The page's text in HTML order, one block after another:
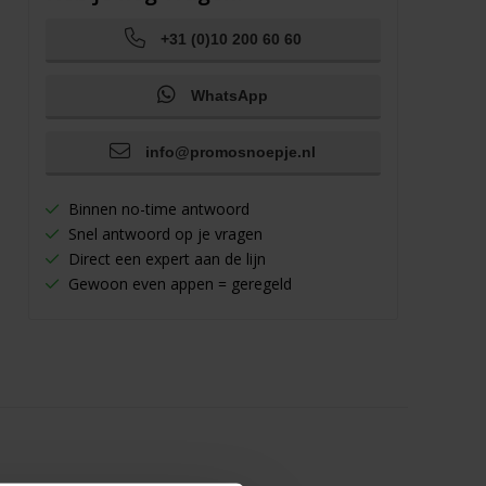
+31 (0)10 200 60 60
WhatsApp
info@promosnoepje.nl
Binnen no-time antwoord
Snel antwoord op je vragen
Direct een expert aan de lijn
Gewoon even appen = geregeld